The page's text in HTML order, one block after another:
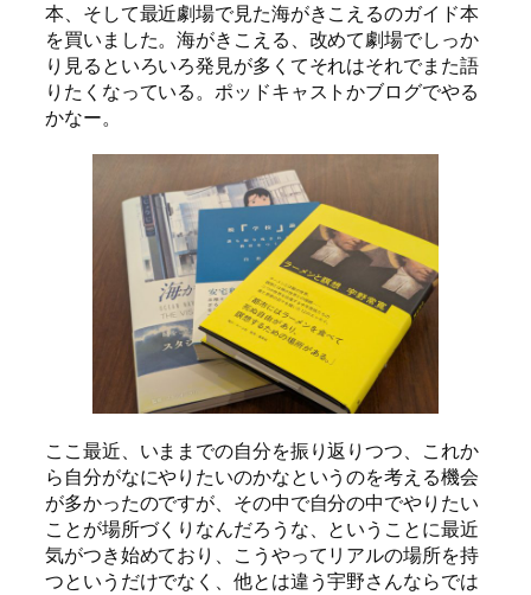
本、そして最近劇場で見た海がきこえるのガイド本
を買いました。海がきこえる、改めて劇場でしっか
り見るといろいろ発見が多くてそれはそれでまた語
りたくなっている。ポッドキャストかブログでやる
かなー。
ここ最近、いままでの自分を振り返りつつ、これか
ら自分がなにやりたいのかなというのを考える機会
が多かったのですが、その中で自分の中でやりたい
ことが場所づくりなんだろうな、ということに最近
気がつき始めており、こうやってリアルの場所を持
つというだけでなく、他とは違う宇野さんならでは